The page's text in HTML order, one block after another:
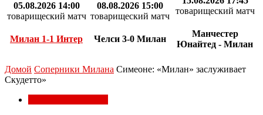
05.08.2026 14:00
товарищеский матч
Милан 1-1 Интер
08.08.2026 15:00
товарищеский матч
Челси 3-0 Милан
товарищеский матч
Манчестер
Юнайтед - Милан
Домой Соперники Милана Симеоне: «Милан» заслуживает
Скудетто»